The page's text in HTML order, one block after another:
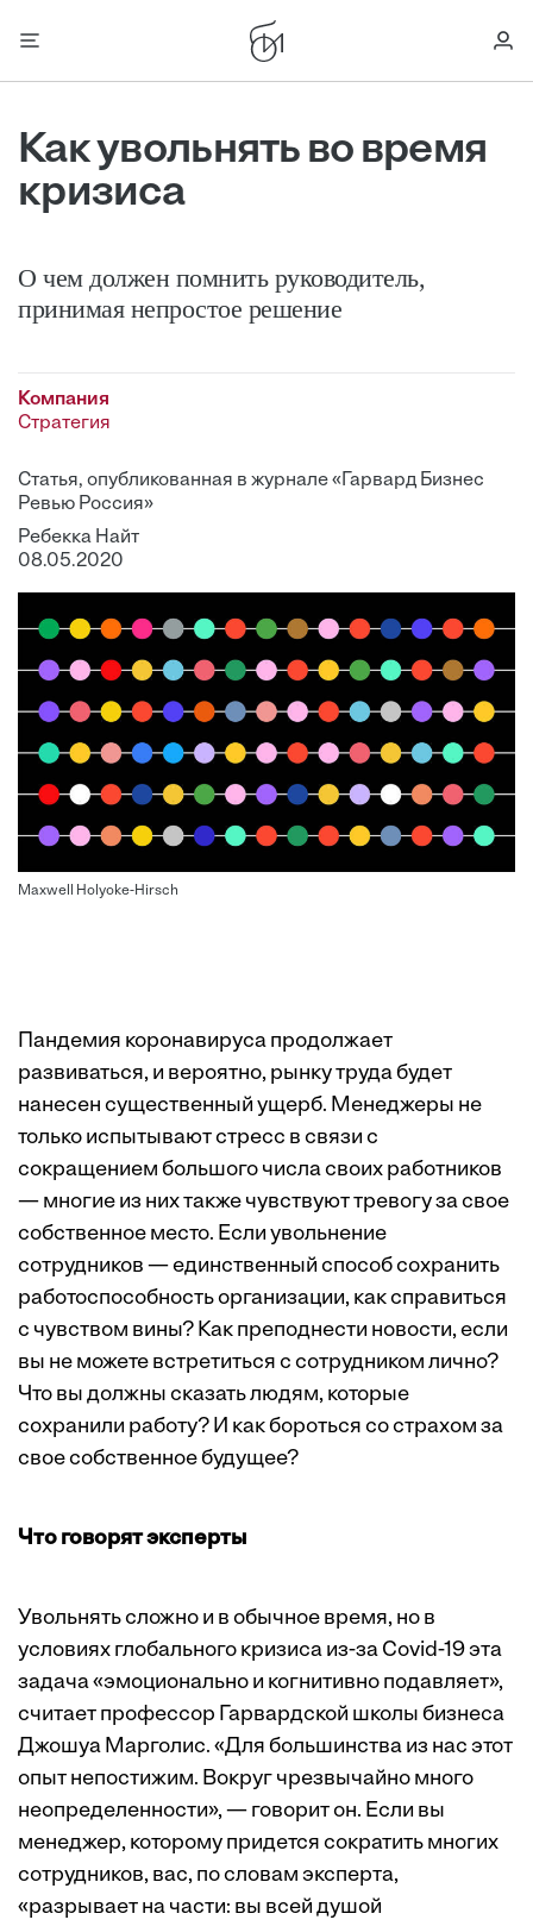
Как увольнять во время
кризиса
О чем должен помнить руководитель,
принимая непростое решение
Компания
Стратегия
Статья, опубликованная в журнале «Гарвард Бизнес
Ревью Россия»
Ребекка Найт
08.05.2020
Maxwell Holyoke-Hirsch
Пандемия коронавируса продолжает
развиваться, и вероятно, рынку труда будет
нанесен существенный ущерб. Менеджеры не
только испытывают стресс в связи с
сокращением большого числа своих работников
— многие из них также чувствуют тревогу за свое
собственное место. Если увольнение
сотрудников — единственный способ сохранить
работоспособность организации, как справиться
с чувством вины? Как преподнести новости, если
вы не можете встретиться с сотрудником лично?
Что вы должны сказать людям, которые
сохранили работу? И как бороться со страхом за
свое собственное будущее?
Что говорят эксперты
Увольнять сложно и в обычное время, но в
условиях глобального кризиса из-за Covid-19 эта
задача «эмоционально и когнитивно подавляет»,
считает профессор Гарвардской школы бизнеса
Джошуа Марголис. «Для большинства из нас этот
опыт непостижим. Вокруг чрезвычайно много
неопределенности», — говорит он. Если вы
менеджер, которому придется сократить многих
сотрудников, вас, по словам эксперта,
«разрывает на части: вы всей душой